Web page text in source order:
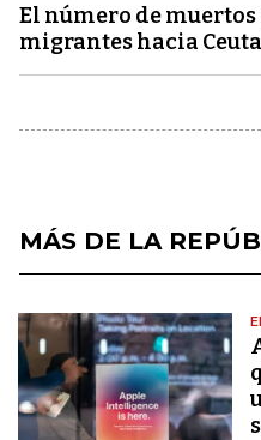
El número de
migrantes hacia Ceuta
MÁS DE LA